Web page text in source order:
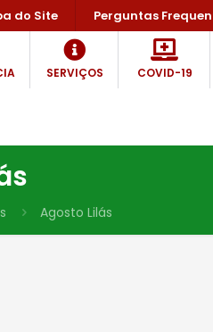
do Site Perguntas
SERVIÇOS COVID-19
Agosto Lilás